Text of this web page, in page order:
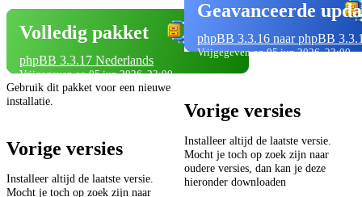
Volledig pakket
phpBB 3.3.17 Nederlands
Vrijgegeven op 05 jun 2026, 23:00
Gebruik dit pakket voor een nieuwe
installatie.
Vorige versies
Installeer altijd de laatste versie.
Mocht je toch op zoek zijn naar
Geavanceerde
phpBB 3.3.16 naar phpBB
Vrijgegeven op 05 jun 2026, 23:00
Vorige versies
Installeer altijd de laatste versie.
Mocht je toch op zoek zijn naar
oudere versies, dan kan je deze
hieronder downloaden